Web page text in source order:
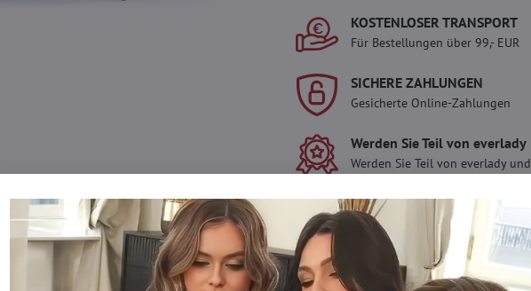
KOSTENLOSER TRANSPORT
Für Bestellungen über 99,- EUR
SICHERE ZAHLUNGEN
Gesicherte Online-Zahlungen
Werden Sie Teil von everlady
Werden Sie Teil von everlady und
genießen Sie einen5 %
Mitgliedervorteilbei jedem
Der Vorteil wird automatisch im
Warenkorb angewendet.
Möchten Sie mehr